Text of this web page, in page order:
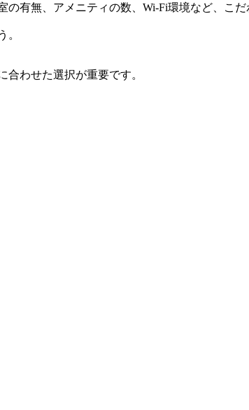
有無、アメニティの数、Wi-Fi環境など、こ
。
わせた選択が重要です。